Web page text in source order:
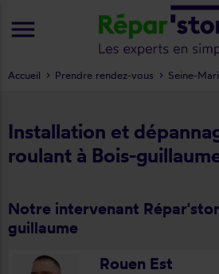
Installation et
roulant à Bois-
Notre intervenant
guillaume
Rouen Est
Accueil Prendre rendez-vous Seine-
menu